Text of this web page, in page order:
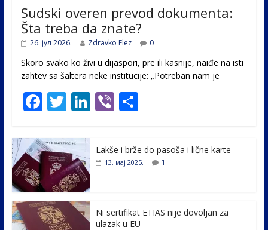
Sudski overen prevod dokumenta:
Šta treba da znate?
26. јул 2026. Zdravko Elez 0
Skoro svako ko živi u dijaspori, pre ili kasnije, naiđe na isti
zahtev sa šaltera neke institucije: „Potreban nam je
F
e
b
o
o
k
T
itt
er
Li
e
Vi S
e
Lakše i brže do pasoša i lične karte
13. мај 2025. 1
Ni sertifikat ETIAS nije dovoljan za
ulazak u EU